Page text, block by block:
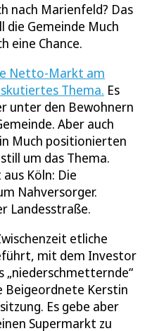
nach Marienfeld? Das
die Gemeinde Much
eine Chance.
Netto-Markt am
Thema. Es
unter den Bewohnern
Aber auch
Much positionierten
um das Thema.
Köln: Die
Nahversorger.
Landesstraße.
etliche
mit dem Investor
„niederschmetternde“
Beigeordnete Kerstin
Es gebe aber
Supermarkt zu